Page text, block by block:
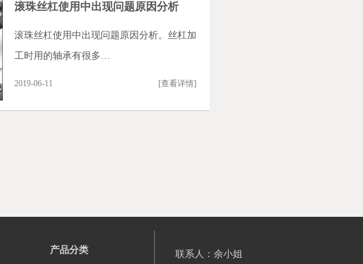
滚珠丝杠使用中出现问题原因分析
滚珠丝杠使用中出现问题原因分析。丝杠加
工时用的轴承有很多…
2019-06-11 [查看详情]
产品分类 联系人：余小姐